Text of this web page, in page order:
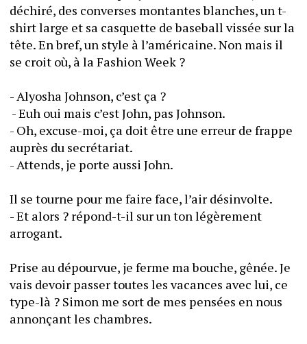
déchiré, des converses montantes blanches, un t-
shirt large et sa casquette de baseball vissée sur la
tête. En bref, un style à l’américaine. Non mais il
se croit où, à la Fashion Week ?
- Alyosha Johnson, c’est ça ?
- Euh oui mais c’est John, pas Johnson.
- Oh, excuse-moi, ça doit être une erreur de frappe
auprès du secrétariat.
- Attends, je porte aussi John.
Il se tourne pour me faire face, l’air désinvolte.
- Et alors ? répond-t-il sur un ton légèrement
arrogant.
Prise au dépourvue, je ferme ma bouche, gênée. Je
vais devoir passer toutes les vacances avec lui, ce
type-là ? Simon me sort de mes pensées en nous
annonçant les chambres.